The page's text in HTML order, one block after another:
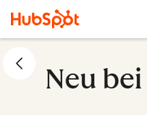
Neu